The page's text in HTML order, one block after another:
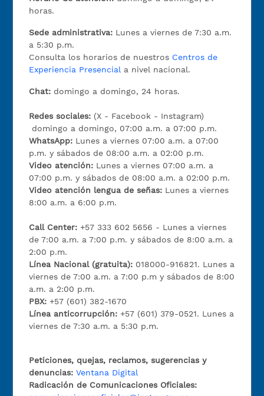
horas.
Sede administrativa: Lunes a viernes de 7:30 a.m.
a 5:30 p.m.
Consulta los horarios de nuestros Centros de
Experiencia Presencial a nivel nacional.
Chat: domingo a domingo, 24 horas.
Redes sociales: (X - Facebook - Instagram)
domingo a domingo, 07:00 a.m. a 07:00 p.m.
WhatsApp: Lunes a viernes 07:00 a.m. a 07:00
p.m. y sábados de 08:00 a.m. a 02:00 p.m.
Video atención: Lunes a viernes 07:00 a.m. a
07:00 p.m. y sábados de 08:00 a.m. a 02:00 p.m.
Video atención lengua de señas: Lunes a viernes
8:00 a.m. a 6:00 p.m.
Call Center:+57 333 602 5656 - Lunes a viernes
de 7:00 a.m. a 7:00 p.m. y sábados de 8:00 a.m. a
2:00 p.m.
Línea Nacional (gratuita): 018000-916821. Lunes a
viernes de 7:00 a.m. a 7:00 p.m y sábados de 8:00
a.m. a 2:00 p.m.
PBX:+57 (601) 382-1670
Línea anticorrupción:+57 (601) 379-0521. Lunes a
viernes de 7:30 a.m. a 5:30 p.m.
Peticiones, quejas, reclamos, sugerencias y
denuncias: Ventana Digital
Radicación de Comunicaciones Oficiales: